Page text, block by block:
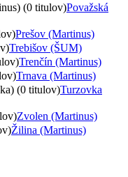
(0 titulov)Považská
Prešov (Martinus)
Trebišov (ŠUM)
Trenčín (Martinus)
Trnava (Martinus)
(0 titulov)Turzovka
Zvolen (Martinus)
Žilina (Martinus)